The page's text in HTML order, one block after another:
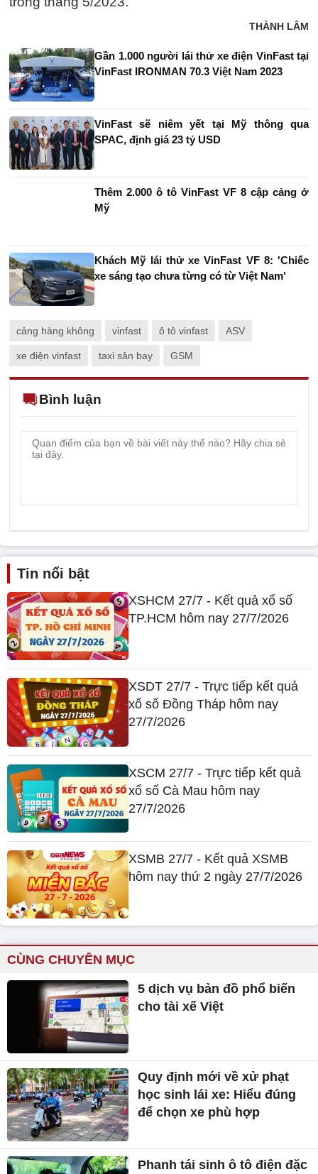
THÀNH LÂM
Gần 1.000 người lái thử xe điện VinFast tại
VinFast IRONMAN 70.3 Việt Nam 2023
VinFast sẽ niêm yết tại Mỹ thông qua
SPAC, định giá 23 tỷ USD
Thêm 2.000 ô tô VinFast VF 8 cập cảng ở
Mỹ
Khách Mỹ lái thử xe VinFast VF 8: 'Chiếc
xe sáng tạo chưa từng có từ Việt Nam'
cảng hàng không vinfast ô tô vinfast ASV
xe điện vinfast taxi sân bay GSM
Bình luận
Tin nổi bật
XSHCM 27/7 - Kết quả xổ số
TP.HCM hôm nay 27/7/2026
XSDT 27/7 - Trực tiếp kết quả
xổ số Đồng Tháp hôm nay
27/7/2026
XSCM 27/7 - Trực tiếp kết quả
xổ số Cà Mau hôm nay
27/7/2026
XSMB 27/7 - Kết quả XSMB
hôm nay thứ 2 ngày 27/7/2026
CÙNG CHUYÊN MỤC
5 dịch vụ bản đồ phổ biến
cho tài xế Việt
Quy định mới về xử phạt
học sinh lái xe: Hiểu đúng
để chọn xe phù hợp
Phanh tái sinh ô tô điện đặc